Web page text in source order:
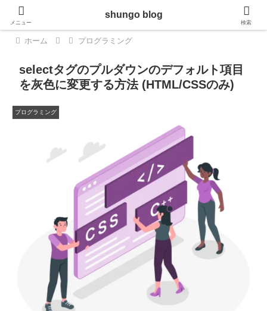
ホーム プログラミング
selectタグのプルダウンのデフォルト項目
を灰色に変更する方法 (HTML/CSSのみ)
プログラミング
メニュー
shungo blog
検索